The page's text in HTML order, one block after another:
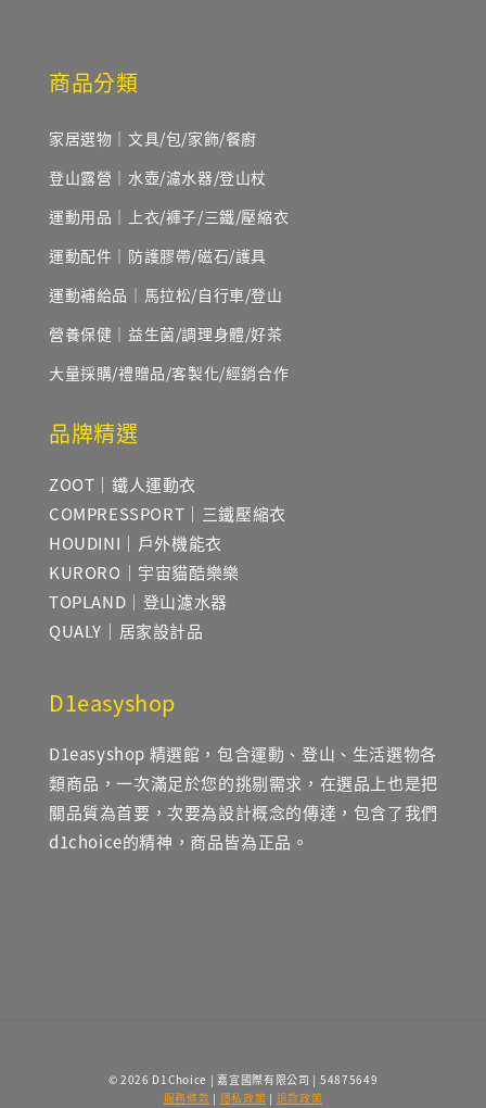
商品分類
家居選物｜文具/包/家飾/餐廚
登山露營｜水壺/濾水器/登山杖
運動用品｜上衣/褲子/三鐵/壓縮衣
運動配件｜防護膠帶/磁石/護具
運動補給品｜馬拉松/自行車/登山
營養保健｜益生菌/調理身體/好茶
大量採購/禮贈品/客製化/經銷合作
品牌精選
ZOOT｜鐵人運動衣
COMPRESSPORT｜三鐵壓縮衣
HOUDINI｜戶外機能衣
KURORO｜宇宙貓酷樂樂
TOPLAND｜登山濾水器
QUALY｜居家設計品
D1easyshop
D1easyshop 精選館，包含運動、登山、生活選物各
類商品，一次滿足於您的挑剔需求，在選品上也是把
關品質為首要，次要為設計概念的傳達，包含了我們
d1choice的精神，商品皆為正品。
© 2026 D1Choice | 嘉宜國際有限公司 | 54875649
服務條款 | 隱私政策 | 退款政策